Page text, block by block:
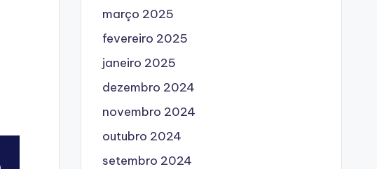
março 2025
fevereiro 2025
janeiro 2025
dezembro 2024
novembro 2024
outubro 2024
setembro 2024